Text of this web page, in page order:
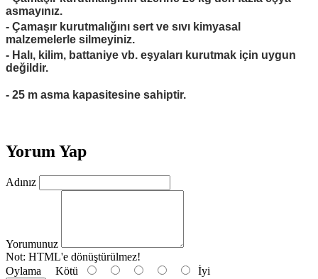
asmayınız.
- Çamaşır kurutmalığını sert ve sıvı kimyasal
malzemelerle silmeyiniz.
- Halı, kilim, battaniye vb. eşyaları kurutmak için uygun
değildir.
- 25 m asma kapasitesine sahiptir.
Yorum Yap
Adınız
Yorumunuz
Not: HTML'e dönüştürülmez!
Oylama Kötü İyi